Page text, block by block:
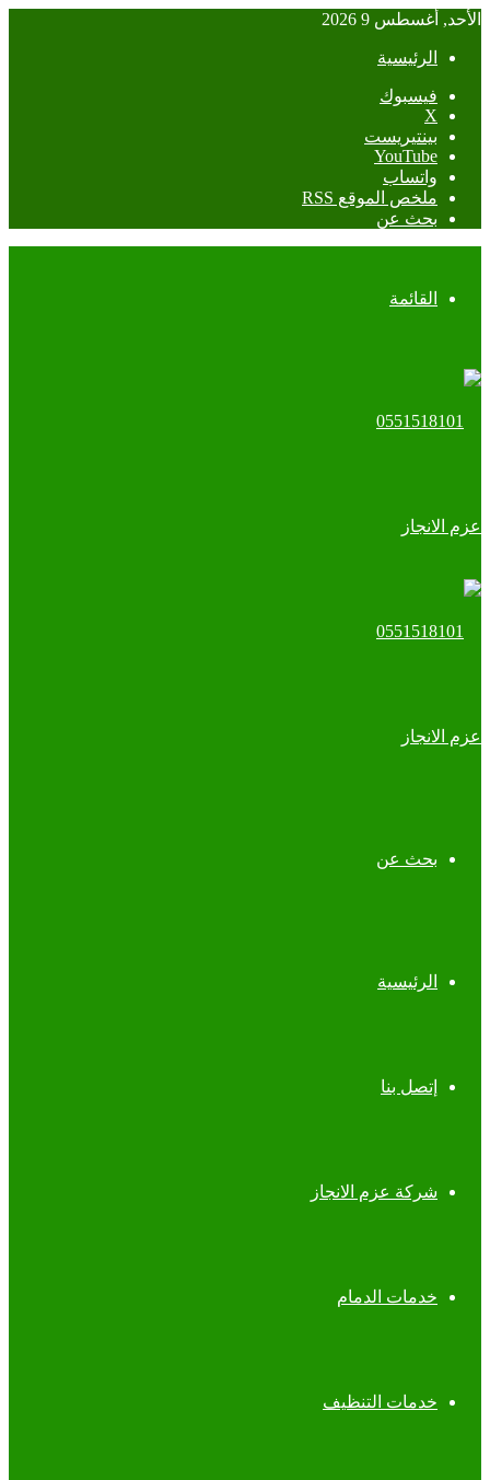
الأحد, أغسطس 9 2026
الرئيسية
فيسبوك
‫X
بينتيريست
‫YouTube
واتساب
ملخص الموقع RSS
بحث عن
القائمة
بحث عن
الرئيسية
إتصل بنا
شركة عزم الانجاز
خدمات الدمام
خدمات التنظيف